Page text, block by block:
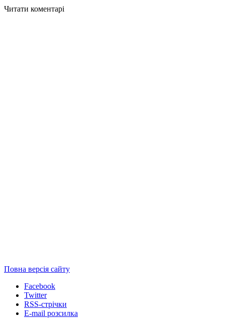
Читати коментарі
Повна версія сайту
Facebook
Twitter
RSS-стрічки
E-mail розсилка